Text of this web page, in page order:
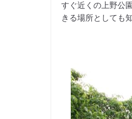
すぐ近くの上野公
きる場所としても